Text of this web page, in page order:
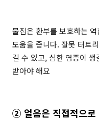
물집은 환부를 보호하는
도움을 줍니다. 잘못 터트
길 수 있고, 심한 염증이
받아야 해요
② 얼음은 직접적으로